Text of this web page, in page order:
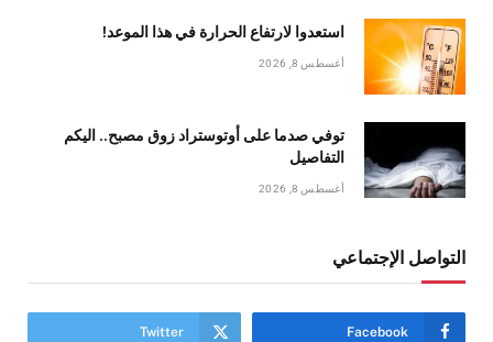
استعدوا لارتفاع الحرارة في هذا الموعد!
أغسطس 8, 2026
توفي صدما على أوتوستراد زوق مصبح.. اليكم
التفاصيل
أغسطس 8, 2026
التواصل الإجتماعي
Facebook
Twitter